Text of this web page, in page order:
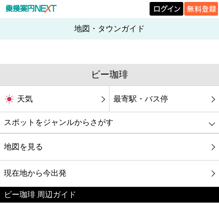
地図・タウンガイド
ビー珈琲
天気 最寄駅・バス停
スポットをジャンルからさがす
グルメ
映画
美容
地図を見る
現在地から今出発
ビー珈琲 周辺ガイド